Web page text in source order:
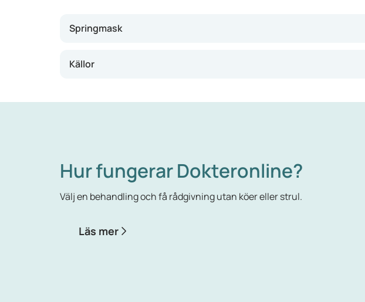
Springmask
kliar. När man kliar sig kan äggen spridas till andra personer eller
Källor
Hur fungerar Dokteronline?
Välj en behandling och få rådgivning utan köer eller strul.
Läs mer